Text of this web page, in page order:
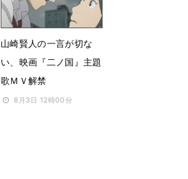
山崎賢人の一言が切な
い、映画『二ノ国』主題
歌ＭＶ解禁
8月3日 12時00分